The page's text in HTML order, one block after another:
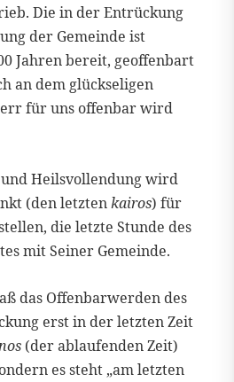
Die in der Entrückung
der Gemeinde ist
Jahren bereit, geoffenbart
an dem glückseligen
für uns offenbar wird
Heilsvollendung wird
(den letztenkairos) für
die letzte Stunde des
mit Seiner Gemeinde.
das Offenbarwerden des
erst in der letzten Zeit
(der ablaufenden Zeit)
es steht „am letzten